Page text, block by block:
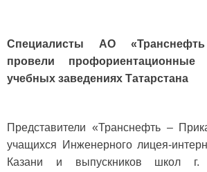
Специалисты АО
провели
учебных заведениях Татарстана
Представители «Транснефть –
учащихся Инженерного лицея-
Казани и выпускников школ г.